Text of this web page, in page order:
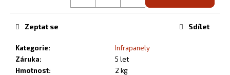
Kategorie:
Infrapanely
Záruka:
5 let
Hmotnost:
2 kg
Zeptat se Sdílet